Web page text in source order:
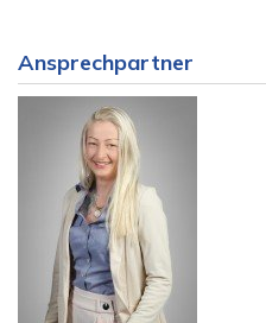
Ansprechpartner